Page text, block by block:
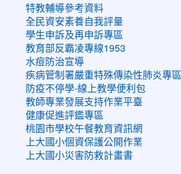
特教輔導參考資料
全民資安素養自我評量
學生申訴及再申訴專區
教育部反霸凌專線1953
水痘防治宣導
疾病管制署嚴重特殊傳染性肺炎專區
防疫不停學-線上教學便利包
教師專業發展支持作業平臺
健康促進評鑑專區
桃園市學校午餐教育資訊網
上大國小個資保護公開作業
上大國小災害防救計畫書